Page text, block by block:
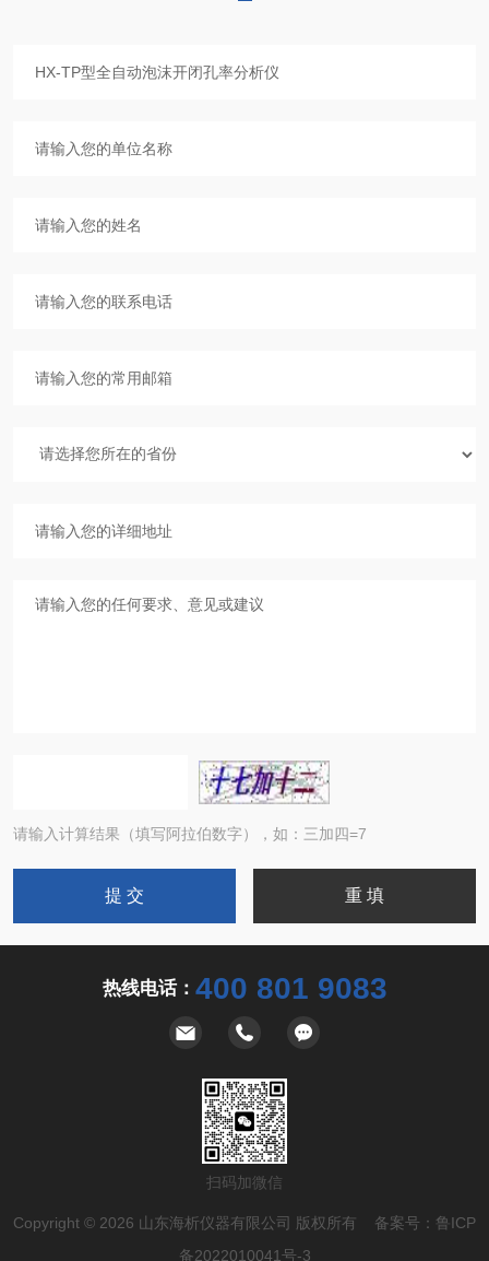
请输入计算结果（填写阿拉伯数字），如：三加四=7
热线电话： 400 801 9083
扫码加微信
Copyright © 2026 山东海析仪器有限公司 版权所有 备案号： 鲁ICP
备2022010041号-3